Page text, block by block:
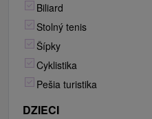
Biliard
Stolný tenis
Šípky
Cyklistika
Pešia turistika
DZIECI